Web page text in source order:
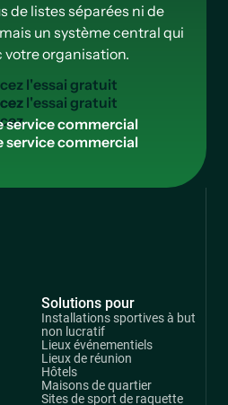
de listes séparées ni de
un système central qui
votre organisation.
cezl'essaigratuit
servicecommercial
Solutions pour
Installations sportives à but
non lucratif
Lieux événementiels
Lieux de réunion
Hôtels
Maisons de quartier
Sites de sport de raquette